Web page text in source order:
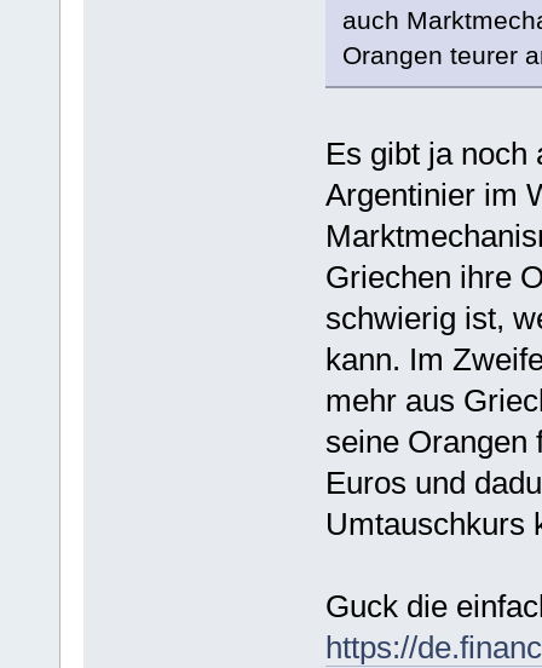
auch
Orangen teurer
Es gibt ja noch
Argentinier im
Griechen ihre
schwierig ist,
kann. Im
mehr aus
seine Orangen
Euros und
Umtauschkurs
Guck die
https://